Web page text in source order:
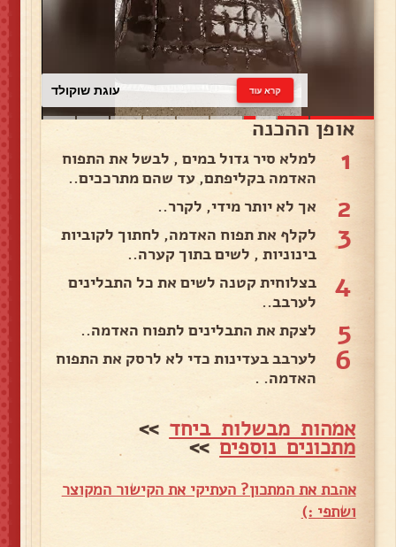
עוגת שוקולד קרא עוד
אופן ההכנה
1
למלא סיר גדול במים , לבשל את התפוח
האדמה בקליפתם, עד שהם מתרככים..
2 אך לא יותר מידי, לקרר..
3
לקלף את תפוח האדמה, לחתוך לקוביות
בינוניות , לשים בתוך קערה..
4
בצלוחית קטנה לשים את כל התבלינים
לערבב..
5 לצקת את התבלינים לתפוח האדמה..
6
לערבב בעדינות כדי לא לרסק את התפוח
האדמה. .
אמהות מבשלות ביחד >>
מתכונים נוספים>>
אהבת את המתכון? העתיקי את הקישור המקוצר
ושתפי :)